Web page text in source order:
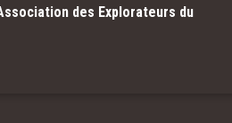
des Explorateurs du